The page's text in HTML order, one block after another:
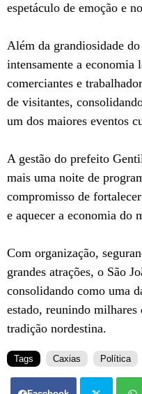
espetáculo de emoção e
Além da grandiosidade
intensamente a economia
comerciantes e
de visitantes,
um dos maiores eventos
A gestão do prefeito
mais uma noite de
compromisso de
e aquecer a economia do
Com organização,
grandes atrações, o São
consolidando como uma
estado, reunindo milhares
tradição nordestina.
Tags Caxias Política